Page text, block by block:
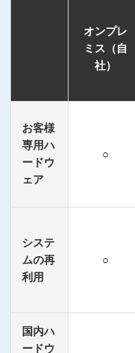
オンプレ
ミス（自
社）
お客様
専用ハ
ードウ
ェア
○
システ
ムの再
利用
○
国内ハ
ードウ